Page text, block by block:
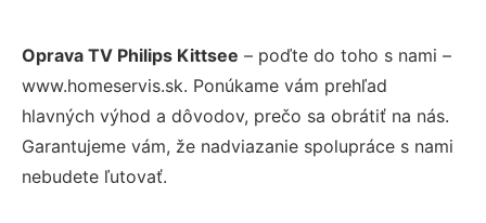
Oprava TV Philips Kittsee – poďte do toho s nami –
www.homeservis.sk. Ponúkame vám prehľad
hlavných výhod a dôvodov, prečo sa obrátiť na nás.
Garantujeme vám, že nadviazanie spolupráce s nami
nebudete ľutovať.